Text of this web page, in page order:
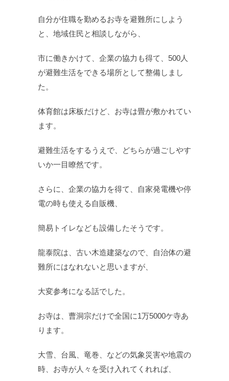
自分が住職を勤めるお寺を避難所にしよう
と、地域住民と相談しながら、
市に働きかけて、企業の協力も得て、500人
が避難生活をできる場所として整備しまし
た。
体育館は床板だけど、お寺は畳が敷かれてい
ます。
避難生活をするうえで、どちらが過ごしやす
いか一目瞭然です。
さらに、企業の協力を得て、自家発電機や停
電の時も使える自販機、
簡易トイレなども設備したそうです。
龍泰院は、古い木造建築なので、自治体の避
難所にはなれないと思いますが、
大変参考になる話でした。
お寺は、曹洞宗だけで全国に1万5000ケ寺あ
ります。
大雪、台風、竜巻、などの気象災害や地震の
時、お寺が人々を受け入れてくれれば、